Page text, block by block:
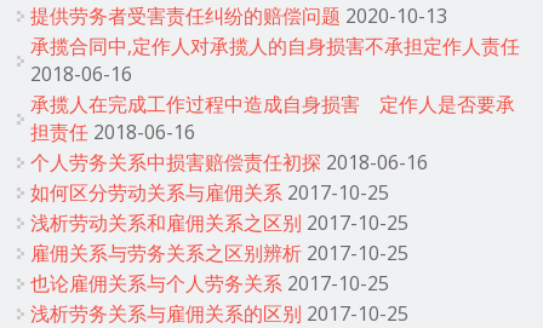
提供劳务者受害责任纠纷的赔偿问题 2020-10-13
承揽合同中,定作人对承揽人的自身损害不承担定作人责任
2018-06-16
承揽人在完成工作过程中造成自身损害 定作人是否要承
担责任 2018-06-16
个人劳务关系中损害赔偿责任初探 2018-06-16
如何区分劳动关系与雇佣关系 2017-10-25
浅析劳动关系和雇佣关系之区别 2017-10-25
雇佣关系与劳务关系之区别辨析 2017-10-25
也论雇佣关系与个人劳务关系 2017-10-25
浅析劳务关系与雇佣关系的区别 2017-10-25